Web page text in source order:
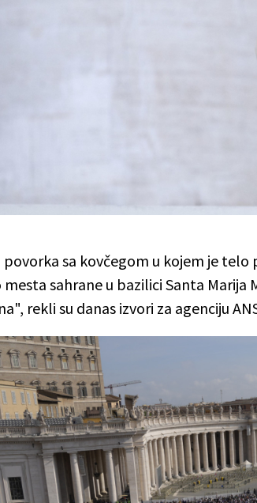
sa kovčegom u kojem je
sahrane u bazilici Santa
rekli su danas izvori za agenciju